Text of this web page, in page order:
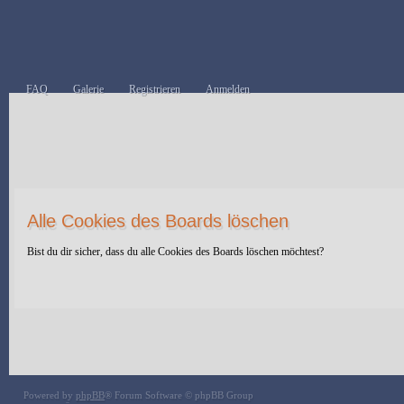
FAQ Galerie Registrieren Anmelden
Alle Cookies des Boards löschen
Bist du dir sicher, dass du alle Cookies des Boards löschen möchtest?
Powered by phpBB® Forum Software © phpBB Group